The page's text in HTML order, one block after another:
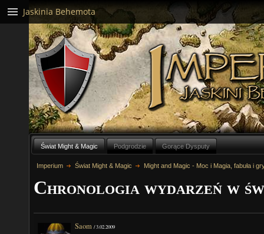
Świat Might & Magic Podgrodzie Gorące Dysputy
Imperium Świat Might & Magic Might and Magic - Moc i Magia, fabuła i
Chronologia wydarzeń w
Saom /3.02.2009
Jaskinia Behemota